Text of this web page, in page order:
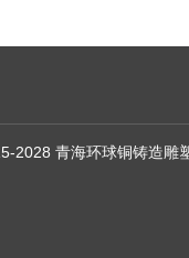
2028 青海环球铜铸造雕